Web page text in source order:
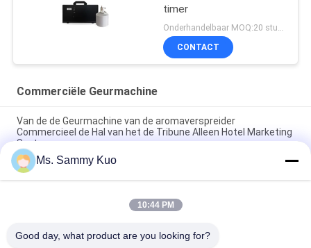
timer
Onderhandelbaar MOQ:20 stukken
CONTACT
Commerciële Geurmachine
Van de de Geurmachine van de aromaverspreider
Commercieel de Hal van het de Tribune Alleen Hotel Marketing
Systeem
150ml ingebouwde micro-controller Kleine Commerciële de
Geurmachine van het grootte Luxueuze ontwerp HVAC
220V zilveren Aluminium 1000 van de het hotelhal van m2
Ms. Sammy Kuo
10:44 PM
Good day, what product are you looking for?